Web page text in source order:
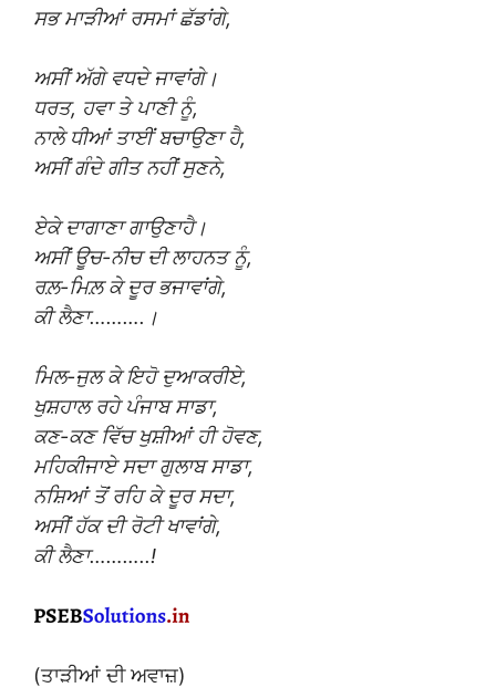
ਸਭ ਮਾੜੀਆਂ ਰਸਮਾਂ ਛੱਡਾਂਗੇ,
ਅਸੀਂ ਅੱਗੇ ਵਧਦੇ ਜਾਵਾਂਗੇ।
ਧਰਤ, ਹਵਾ ਤੇ ਪਾਣੀ ਨੂੰ,
ਨਾਲੇ ਧੀਆਂ ਤਾਈਂ ਬਚਾਉਣਾ ਹੈ,
ਅਸੀਂ ਗੰਦੇ ਗੀਤ ਨਹੀਂ ਸੁਣਨੇ,
ਏਕੇ ਦਾਗਾਣਾ ਗਾਉਣਾਹੈ।
ਅਸੀਂ ਊਚ-ਨੀਚ ਦੀ ਲਾਹਨਤ ਨੂੰ,
ਰਲ਼-ਮਿਲ਼ ਕੇ ਦੂਰ ਭਜਾਵਾਂਗੇ,
ਕੀ ਲੈਣਾ……….।
ਮਿਲ-ਜੁਲ ਕੇ ਇਹੋ ਦੁਆਕਰੀਏ,
ਖੁਸ਼ਹਾਲ ਰਹੇ ਪੰਜਾਬ ਸਾਡਾ,
ਕਣ-ਕਣ ਵਿੱਚ ਖੁਸ਼ੀਆਂ ਹੀ ਹੋਵਣ,
ਮਹਿਕੀਜਾਏ ਸਦਾ ਗੁਲਾਬ ਸਾਡਾ,
ਨਸ਼ਿਆਂ ਤੋਂ ਰਹਿ ਕੇ ਦੂਰ ਸਦਾ,
ਅਸੀਂ ਹੱਕ ਦੀ ਰੋਟੀ ਖਾਵਾਂਗੇ,
ਕੀ ਲੈਣਾ………..!
(ਤਾੜੀਆਂ ਦੀ ਅਵਾਜ਼)